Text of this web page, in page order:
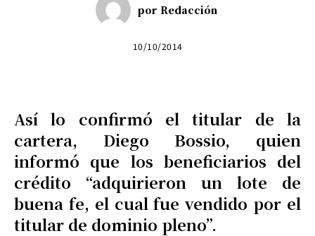
por Redacción
10/10/2014
Así lo confirmó el titular de la
cartera, Diego Bossio, quien
informó que los beneficiarios del
crédito “adquirieron un lote de
buena fe, el cual fue vendido por el
titular de dominio pleno”.